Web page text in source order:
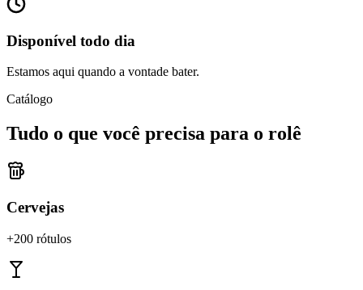
Disponível todo dia
Estamos aqui quando a vontade bater.
Catálogo
Tudo o que você precisa para o rolê
Cervejas
+200 rótulos